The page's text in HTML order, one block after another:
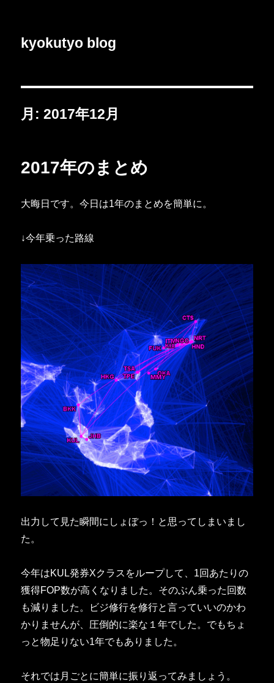
kyokutyo blog
月:2017年12月
2017年のまとめ
大晦日です。今日は1年のまとめを簡単に。
↓今年乗った路線
出力して見た瞬間にしょぼっ！と思ってしまいまし
た。
今年はKUL発券Xクラスをループして、1回あたりの
獲得FOP数が高くなりました。そのぶん乗った回数
も減りました。ビジ修行を修行と言っていいのかわ
かりませんが、圧倒的に楽な１年でした。でもちょ
っと物足りない1年でもありました。
それでは月ごとに簡単に振り返ってみましょう。